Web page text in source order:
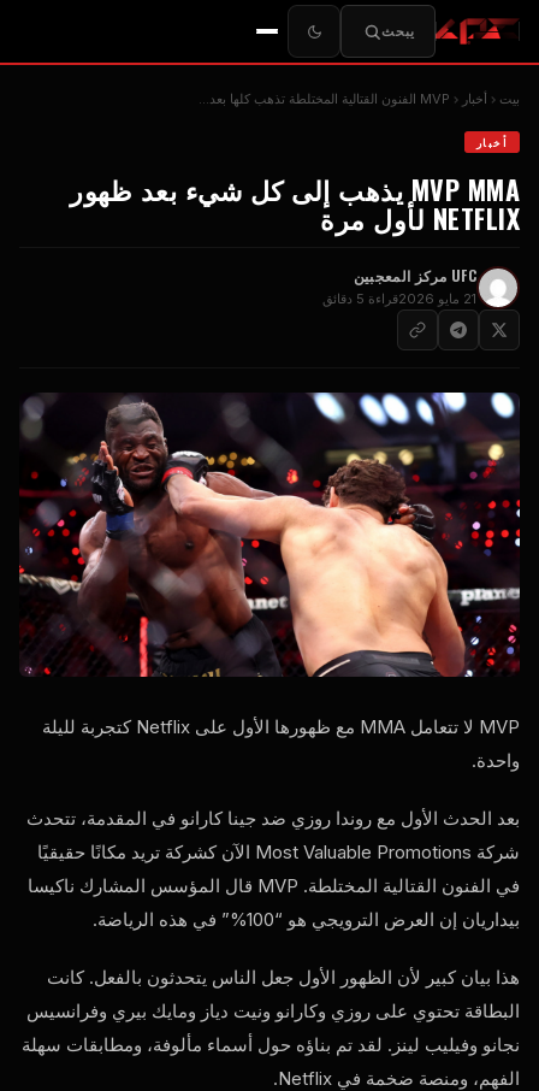
يبحث
بيت أخبار MVP الفنون القتالية المختلطة تذهب كلها بعد...
أخبار
MVP MMA يذهب إلى كل شيء بعد ظهور
NETFLIX لأول مرة
UFC مركز المعجبين
21 مايو 2026 قراءة 5 دقائق
MVP
لا تتعامل MMA مع ظهورها الأول على Netflix كتجربة لليلة
واحدة.
بعد الحدث الأول مع روندا روزي ضد جينا كارانو في المقدمة، تتحدث
شركة Most Valuable Promotions الآن كشركة تريد مكانًا حقيقيًا
في الفنون القتالية المختلطة. MVP قال المؤسس المشارك ناكيسا
بيداريان إن العرض الترويجي هو “100%” في هذه الرياضة.
هذا بيان كبير لأن الظهور الأول جعل الناس يتحدثون بالفعل. كانت
البطاقة تحتوي على روزي وكارانو ونيت دياز ومايك بيري وفرانسيس
نجانو وفيليب لينز. لقد تم بناؤه حول أسماء مألوفة، ومطابقات سهلة
الفهم، ومنصة ضخمة في Netflix.